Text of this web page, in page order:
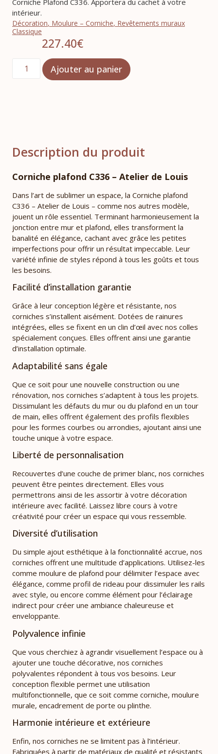
intérieur.
Décoration, Moulure – Corniche, Revêtements muraux
Classique
227.40€
Ajouter au panier
Description du produit
Corniche plafond C336 – Atelier de Louis
Dans l’art de sublimer un espace, la Corniche plafond
C336 – Atelier de Louis – comme nos autres modèle,
jouent un rôle essentiel. Terminant harmonieusement la
jonction entre mur et plafond, elles transforment la
banalité en élégance, cachant avec grâce les petites
imperfections pour offrir un résultat impeccable. Leur
variété infinie de styles répond à tous les goûts et tous
les besoins.
Facilité d’installation garantie
Grâce à leur conception légère et résistante, nos
corniches s’installent aisément. Dotées de rainures
intégrées, elles se fixent en un clin d’œil avec nos colles
spécialement conçues. Elles offrent ainsi une garantie
d’installation optimale.
Adaptabilité sans égale
Que ce soit pour une nouvelle construction ou une
rénovation, nos corniches s’adaptent à tous les projets.
Dissimulant les défauts du mur ou du plafond en un tour
de main, elles offrent également des profils flexibles
pour les formes courbes ou arrondies, ajoutant ainsi une
touche unique à votre espace.
Liberté de personnalisation
Recouvertes d’une couche de primer blanc, nos corniches
peuvent être peintes directement. Elles vous
permettrons ainsi de les assortir à votre décoration
intérieure avec facilité. Laissez libre cours à votre
créativité pour créer un espace qui vous ressemble.
Diversité d’utilisation
Du simple ajout esthétique à la fonctionnalité accrue, nos
corniches offrent une multitude d’applications. Utilisez-les
comme moulure de plafond pour délimiter l’espace avec
élégance, comme profil de rideau pour dissimuler les rails
avec style, ou encore comme élément pour l’éclairage
indirect pour créer une ambiance chaleureuse et
enveloppante.
Polyvalence infinie
Que vous cherchiez à agrandir visuellement l’espace ou à
ajouter une touche décorative, nos corniches
polyvalentes répondent à tous vos besoins. Leur
conception flexible permet une utilisation
multifonctionnelle, que ce soit comme corniche, moulure
murale, encadrement de porte ou plinthe.
Harmonie intérieure et extérieure
Enfin, nos corniches ne se limitent pas à l’intérieur.
Fabriquées à partir de matériaux de qualité et résistants